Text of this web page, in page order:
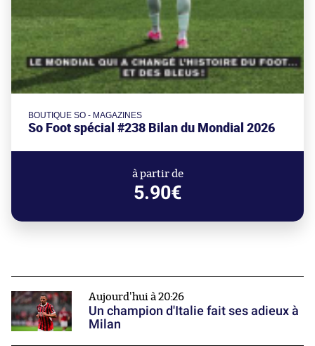
BOUTIQUE SO - MAGAZINES
So Foot spécial #238 Bilan du Mondial 2026
à partir de
5.90€
Aujourd'hui à 20:26
Un champion d'Italie fait ses adieux à
Milan